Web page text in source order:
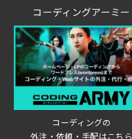
コーディングアーミー
コーディングの
外注・依頼・手配はこちら